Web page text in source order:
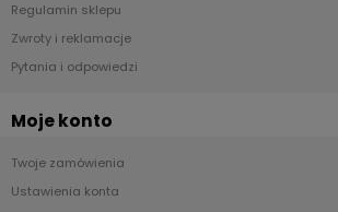
Regulamin sklepu
Zwroty i reklamacje
Pytania i odpowiedzi
Moje konto
Twoje zamówienia
Ustawienia konta